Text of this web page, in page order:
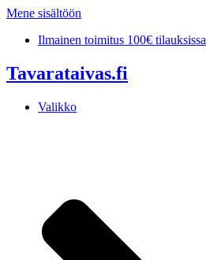
Mene sisältöön
Ilmainen toimitus 100€ tilauksissa
Tavarataivas.fi
Valikko